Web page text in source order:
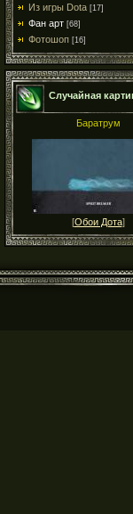
Из игры Dota [17]
Фан арт [68]
Фотошоп [16]
Случайная
Баратрум
[Обои Дота]